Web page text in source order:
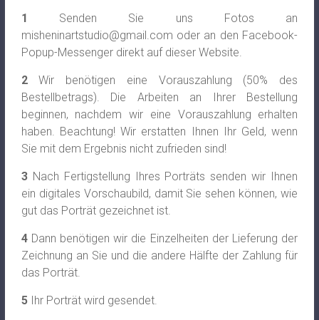
1 Senden Sie uns Fotos an
misheninartstudio@gmail.com oder an den Facebook-
Popup-Messenger direkt auf dieser Website.
2Wir benötigen eine Vorauszahlung (50% des
Bestellbetrags). Die Arbeiten an Ihrer Bestellung
beginnen, nachdem wir eine Vorauszahlung erhalten
haben. Beachtung! Wir erstatten Ihnen Ihr Geld, wenn
Sie mit dem Ergebnis nicht zufrieden sind!
3 Nach Fertigstellung Ihres Porträts senden wir Ihnen
ein digitales Vorschaubild, damit Sie sehen können, wie
gut das Porträt gezeichnet ist.
4Dann benötigen wir die Einzelheiten der Lieferung der
Zeichnung an Sie und die andere Hälfte der Zahlung für
das Porträt.
5Ihr Porträt wird gesendet.